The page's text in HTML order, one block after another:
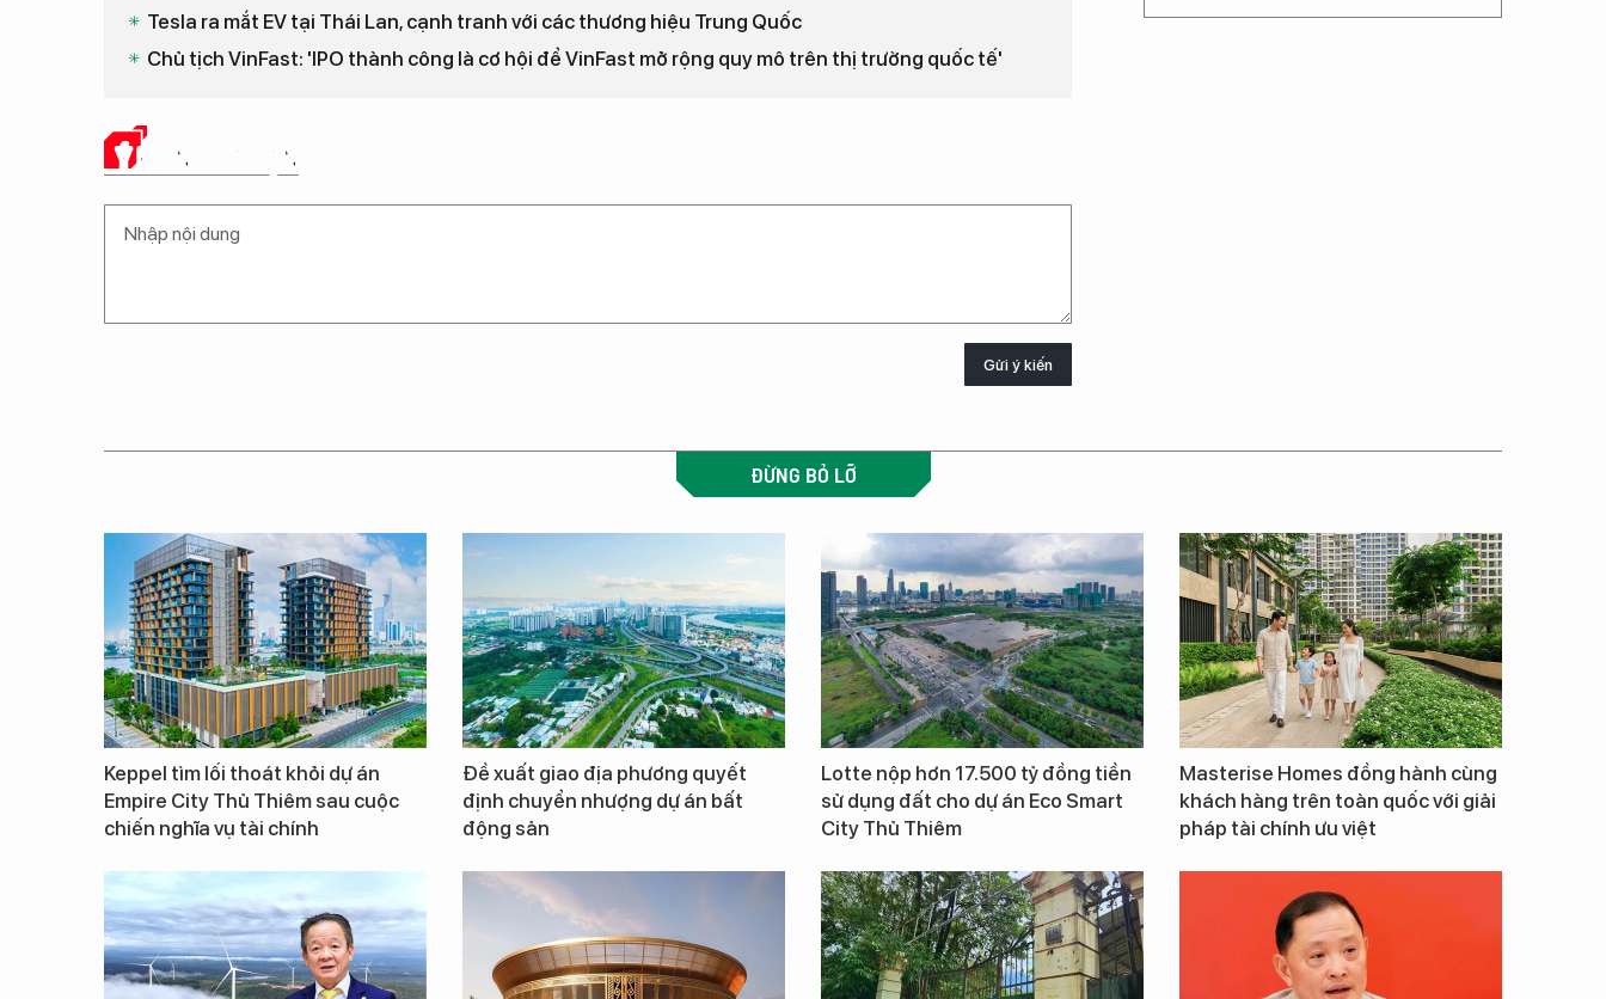
Tesla ra mắt EV tại Thái Lan, cạnh tranh với các thương hiệu Trung Quốc
Chủ tịch VinFast: 'IPO thành công là cơ hội để VinFast mở rộng quy mô trên thị trường quốc tế'
Ý KIẾN CỦA BẠN
Gửi ý kiến
ĐỪNG BỎ LỠ
Keppel tìm lối thoát khỏi dự án
Empire City Thủ Thiêm sau cuộc
chiến nghĩa vụ tài chính
Đề xuất giao địa phương quyết
định chuyển nhượng dự án bất
động sản
Lotte nộp hơn 17.500 tỷ đồng tiền
sử dụng đất cho dự án Eco Smart
City Thủ Thiêm
Masterise Homes đồng hành cùng
khách hàng trên toàn quốc với giải
pháp tài chính ưu việt